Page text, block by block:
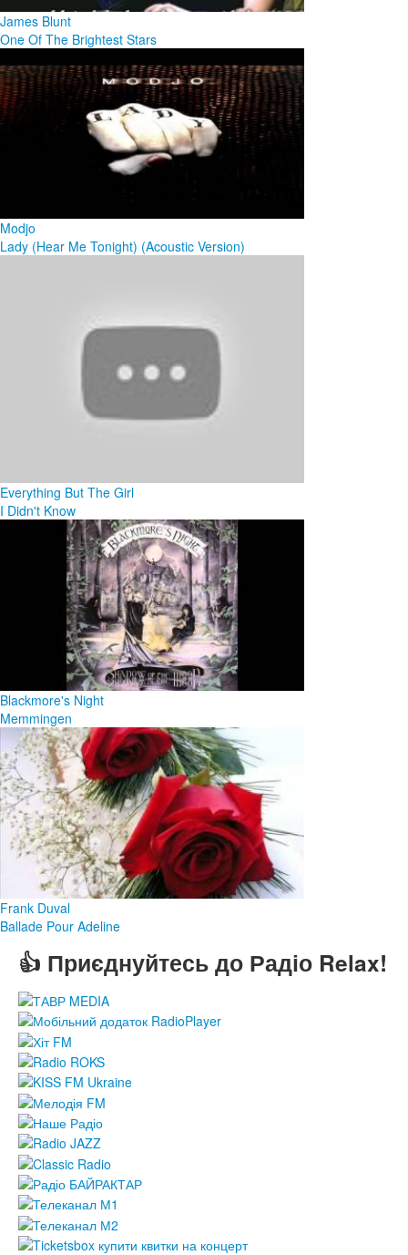
James Blunt
One Of The Brightest Stars
Modjo
Lady (Hear Me Tonight) (Acoustic Version)
Everything But The Girl
I Didn't Know
Blackmore's Night
Memmingen
Frank Duval
Ballade Pour Adeline
👍 Приєднуйтесь до Радіо Relax!